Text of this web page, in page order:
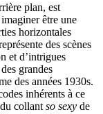
plan, est
être une
horizontales
des scènes
et d’intrigues
grandes
des années 1930s.
inhérents à ce
collant so sexy de